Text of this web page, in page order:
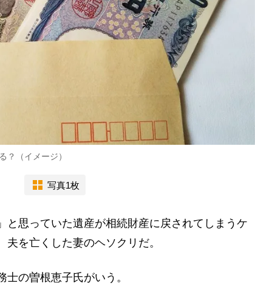
？（イメージ）
写真1枚
と思っていた遺産が相続財産に戻されてしまうケ
を亡くした妻のヘソクリだ。
の曽根恵子氏がいう。